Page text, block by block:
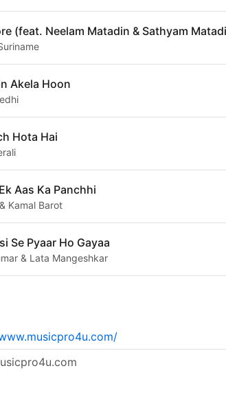
(feat. Neelam Matadin & Sathyam
Akela Hoon
Hota Hai
Aas Ka Panchhi
Kamal Barot
Se Pyaar Ho Gayaa
& Lata Mangeshkar